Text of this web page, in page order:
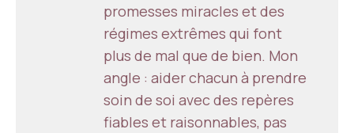
promesses miracles et des
régimes extrêmes qui font
plus de mal que de bien. Mon
angle : aider chacun à prendre
soin de soi avec des repères
fiables et raisonnables, pas